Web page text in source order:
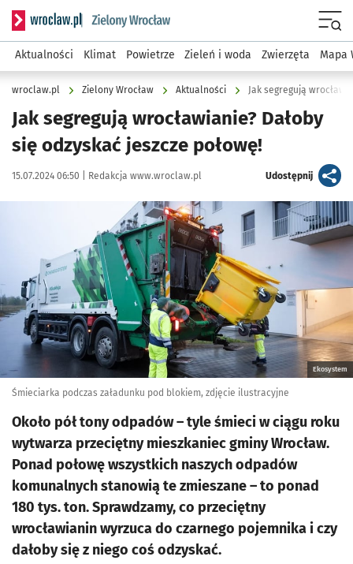
Serwis informacyjny wroclaw.pl podserwis: Środowisko we
Aktualności Klimat Powietrze Zieleń i woda Zwierzęta Mapa
wroclaw.pl Zielony Wrocław Aktualności Jak segregują
Jak segregują wrocławianie? Dałoby
się odzyskać jeszcze połowę!
Data publikacji:
15.07.2024 06:50 | Autor:
Redakcja www.wroclaw.pl Udostępnijartykuł
Kliknij, aby powiększyć
Ekosystem
Śmieciarka podczas załadunku pod blokiem, zdjęcie ilustracyjne
Około pół tony odpadów – tyle śmieci w ciągu roku
wytwarza przeciętny mieszkaniec gminy Wrocław.
Ponad połowę wszystkich naszych odpadów
komunalnych stanowią te zmieszane – to ponad
180 tys. ton. Sprawdzamy, co przeciętny
wrocławianin wyrzuca do czarnego pojemnika i czy
dałoby się z niego coś odzyskać.